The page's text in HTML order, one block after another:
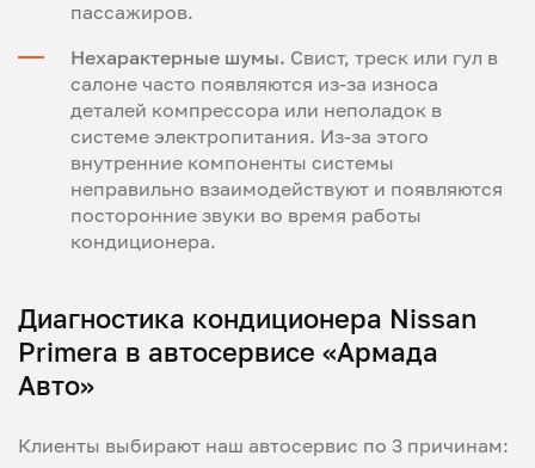
пассажиров.
Нехарактерные шумы. Свист, треск или гул в
салоне часто появляются из-за износа
деталей компрессора или неполадок в
системе электропитания. Из-за этого
внутренние компоненты системы
неправильно взаимодействуют и появляются
посторонние звуки во время работы
кондиционера.
Диагностика кондиционера Nissan
Primera в автосервисе «Армада
Авто»
Клиенты выбирают наш автосервис по 3 причинам: